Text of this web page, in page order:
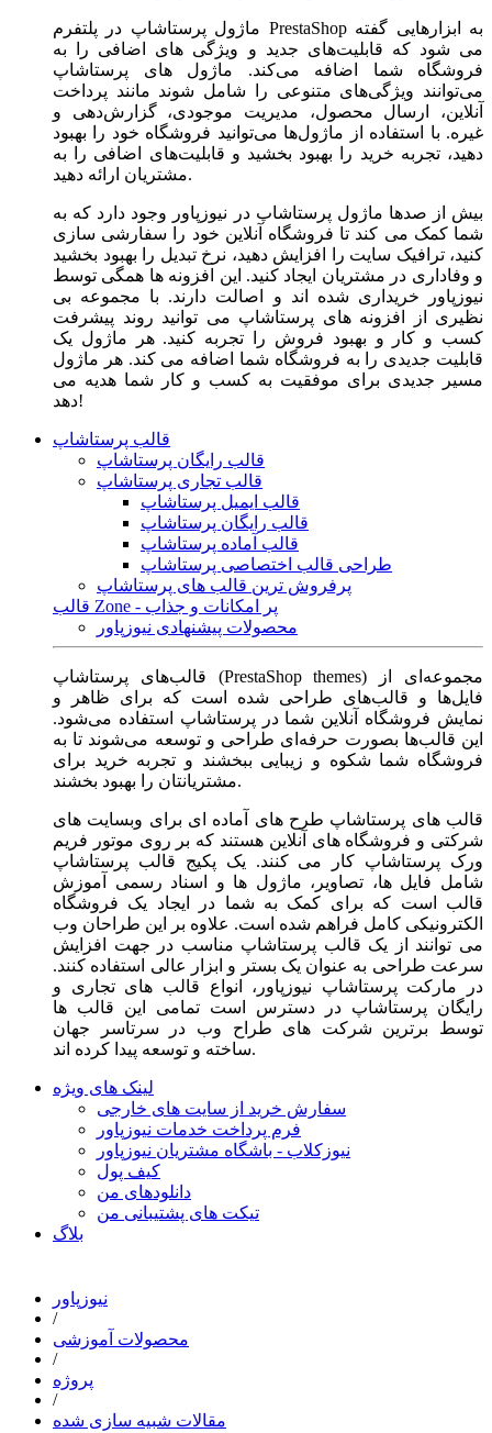
ماژول‌ پرستاشاپ در پلتفرم PrestaShop به ابزارهایی گفته
می شود که قابلیت‌های جدید و ویژگی های اضافی را به
فروشگاه شما اضافه می‌کند. ماژول های پرستاشاپ
می‌توانند ویژگی‌های متنوعی را شامل شوند مانند پرداخت
آنلاین، ارسال محصول، مدیریت موجودی، گزارش‌دهی و
غیره. با استفاده از ماژول‌ها می‌توانید فروشگاه خود را بهبود
دهید، تجربه خرید را بهبود بخشید و قابلیت‌های اضافی را به
مشتریان ارائه دهید.
بیش از صدها ماژول پرستاشاپ در نیوزپاور وجود دارد که به
شما کمک می کند تا فروشگاه آنلاین خود را سفارشی سازی
کنید، ترافیک سایت را افزایش دهید، نرخ تبدیل را بهبود بخشید
و وفاداری در مشتریان ایجاد کنید. این افزونه ها همگی توسط
نیوزپاور خریداری شده اند و اصالت دارند. با مجموعه بی
نظیری از افزونه های پرستاشاپ می توانید روند پیشرفت
کسب و کار و بهبود فروش را تجربه کنید. هر ماژول یک
قابلیت جدیدی را به فروشگاه شما اضافه می کند. هر ماژول
مسیر جدیدی برای موفقیت به کسب و کار شما هدیه می
دهد!
قالب پرستاشاپ
قالب رایگان پرستاشاپ
قالب تجاری پرستاشاپ
قالب ایمیل پرستاشاپ
قالب رایگان پرستاشاپ
قالب آماده پرستاشاپ
طراحی قالب اختصاصی پرستاشاپ
پرفروش ترین قالب های پرستاشاپ
قالب Zone - پر امکانات و جذاب
محصولات پیشنهادی نیوزپاور
قالب‌های پرستاشاپ (PrestaShop themes) مجموعه‌ای از
فایل‌ها و قالب‌های طراحی شده است که برای ظاهر و
نمایش فروشگاه آنلاین شما در پرستاشاپ استفاده می‌شود.
این قالب‌ها بصورت حرفه‌ای طراحی و توسعه می‌شوند تا به
فروشگاه شما شکوه و زیبایی ببخشند و تجربه خرید برای
مشتریانتان را بهبود بخشند.
قالب های پرستاشاپ طرح های آماده ای برای وبسایت های
شرکتی و فروشگاه های آنلاین هستند که بر روی موتور فریم
ورک پرستاشاپ کار می کنند. یک پکیج قالب پرستاشاپ
شامل فایل ها، تصاویر، ماژول ها و اسناد رسمی آموزش
قالب است که برای کمک به شما در ایجاد یک فروشگاه
الکترونیکی کامل فراهم شده است. علاوه بر این طراحان وب
می توانند از یک قالب پرستاشاپ مناسب در جهت افزایش
سرعت طراحی به عنوان یک بستر و ابزار عالی استفاده کنند.
در مارکت پرستاشاپ نیوزپاور، انواع قالب های تجاری و
رایگان پرستاشاپ در دسترس است تمامی این قالب ها
توسط برترین شرکت های طراح وب در سرتاسر جهان
ساخته و توسعه پیدا کرده اند.
لینک های ویژه
سفارش خرید از سایت های خارجی
فرم پرداخت خدمات نیوزپاور
نیوزکلاب - باشگاه مشتریان نیوزپاور
کیف پول
دانلودهای من
تیکت های پشتیبانی من
بلاگ
نیوزپاور
/
محصولات آموزشی
/
پروژه
/
مقالات شبیه سازی شده